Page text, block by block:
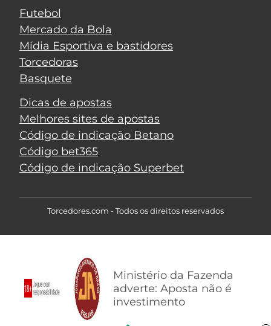
Futebol
Mercado da Bola
Mídia Esportiva e bastidores
Torcedoras
Basquete
Dicas de apostas
Melhores sites de apostas
Código de indicação Betano
Código bet365
Código de indicação Superbet
Torcedores.com - Todos os direitos reservados
Ministério da Fazenda
adverte: Aposta não é
investimento